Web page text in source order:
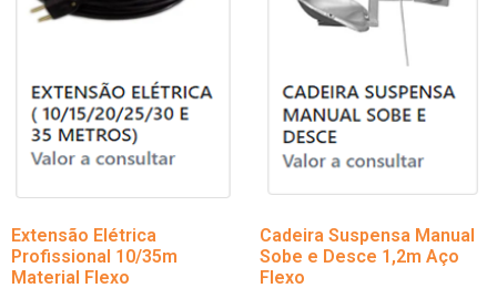
Extensão Elétrica
Profissional 10/35m
Material Flexo
Cadeira Suspensa Manual
Sobe e Desce 1,2m Aço
Flexo